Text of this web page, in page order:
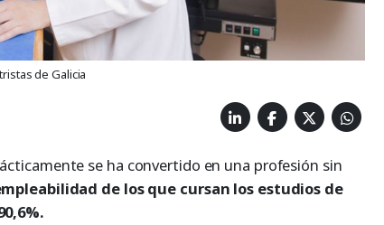
de Galicia
se ha convertido en una profesión sin
de los que cursan los estudios de